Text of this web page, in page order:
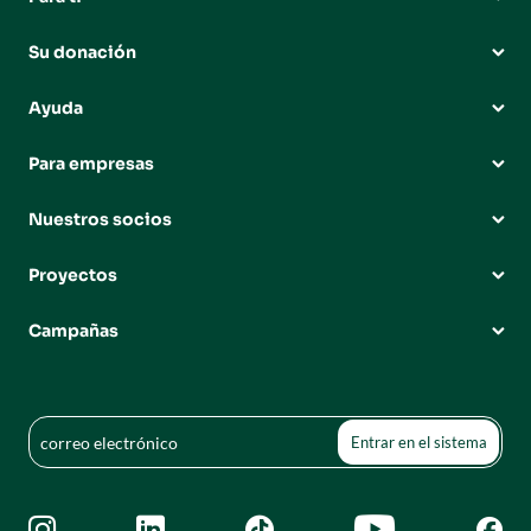
Su donación
Ayuda
Para empresas
Nuestros socios
Proyectos
Campañas